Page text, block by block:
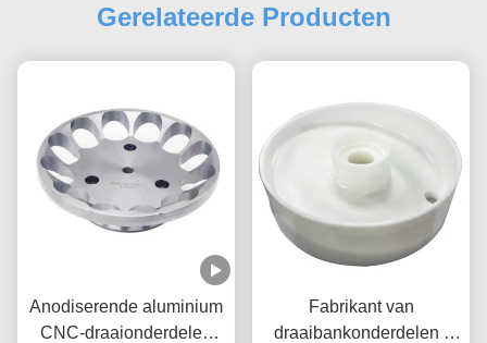
Gerelateerde Producten
Anodiserende aluminium
CNC-draaionderdelen
Fabrikant van
draaibankonderdelen |